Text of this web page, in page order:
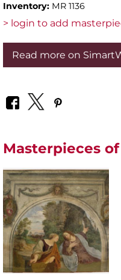
Inventory: MR 1136
> login to add
Read more on
Masterpieces